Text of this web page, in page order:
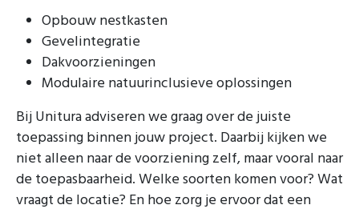
Opbouw nestkasten
Gevelintegratie
Dakvoorzieningen
Modulaire natuurinclusieve oplossingen
Bij Unitura adviseren we graag over de juiste
toepassing binnen jouw project. Daarbij kijken we
niet alleen naar de voorziening zelf, maar vooral naar
de toepasbaarheid. Welke soorten komen voor? Wat
vraagt de locatie? En hoe zorg je ervoor dat een